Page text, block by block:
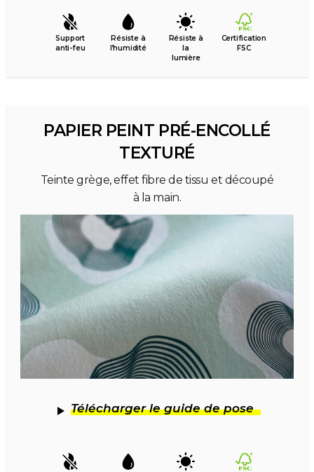
Support
anti-feu
Résiste à
l’humidité
Résiste à
la
lumière
Certification
FSC
PAPIER PEINT PRÉ-ENCOLLÉ
TEXTURÉ
Teinte grège, effet fibre de tissu et découpé
à la main.
Télécharger le guide de pose